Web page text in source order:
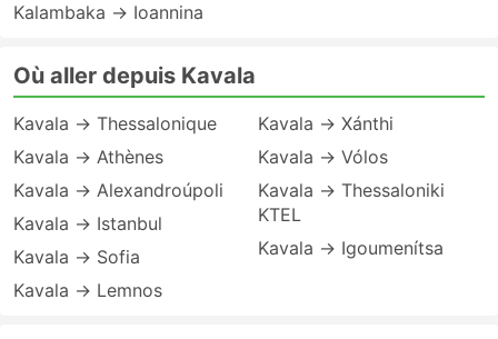
Kalambaka → Ioannina
Où aller depuis Kavala
Kavala → Thessalonique
Kavala → Athènes
Kavala → Alexandroúpoli
Kavala → Istanbul
Kavala → Sofia
Kavala → Lemnos
Kavala → Xánthi
Kavala → Vólos
Kavala → Thessaloniki
KTEL
Kavala → Igoumenítsa